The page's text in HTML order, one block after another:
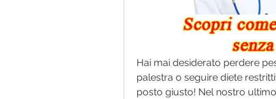
Hai mai desiderato perdere
palestra o seguire diete
posto giusto! Nel nostro